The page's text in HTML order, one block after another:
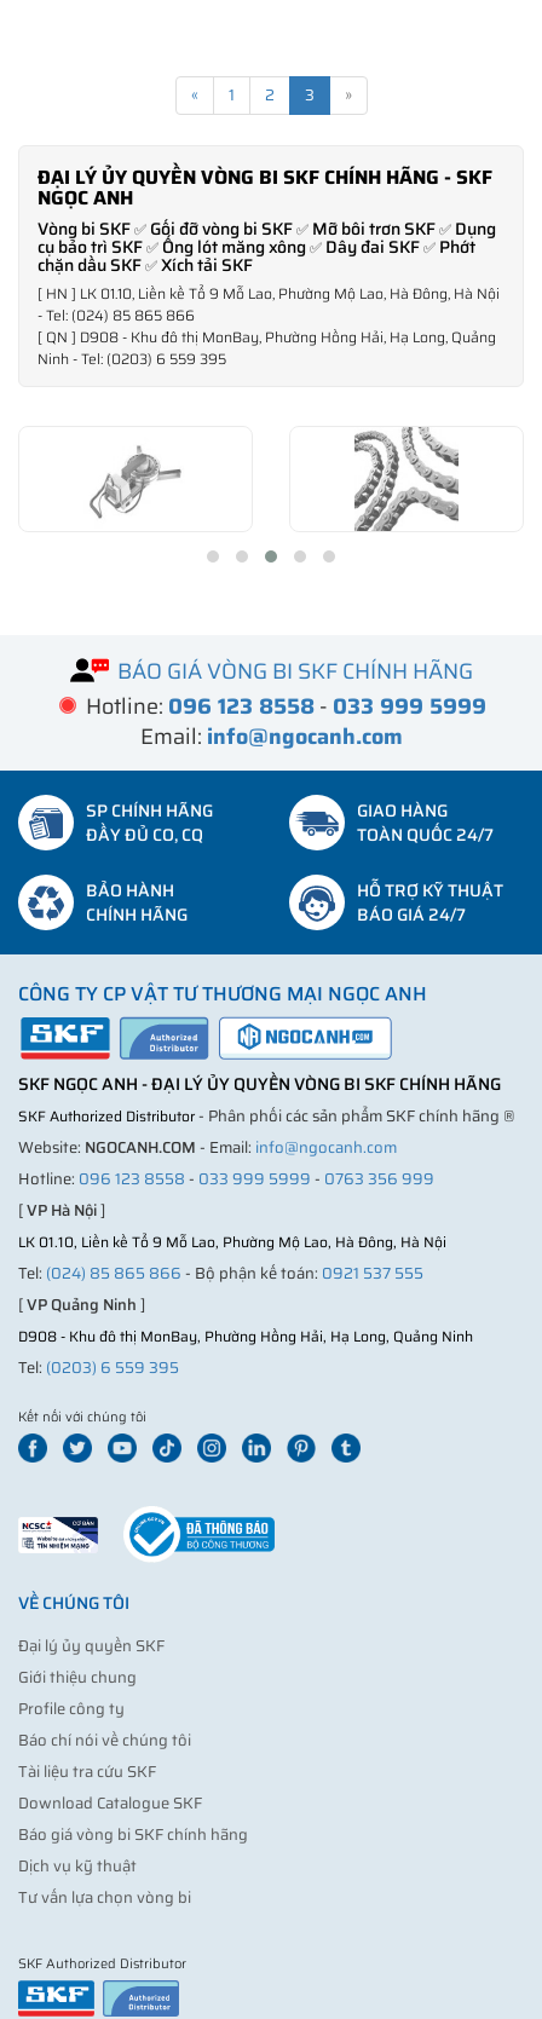
« 1 2 3 »
ĐẠI LÝ ỦY QUYỀN VÒNG BI SKF CHÍNH HÃNG - SKF
NGỌC ANH
Vòng bi SKF✅ Gối đỡ vòng bi SKF✅ Mỡ bôi trơn SKF✅ Dụng
cụ bảo trì SKF✅ Ống lót măng xông✅ Dây đai SKF✅ Phớt
chặn dầu SKF✅Xích tải SKF
[ HN ] LK 01.10, Liền kề Tổ 9 Mỗ Lao, Phường Mộ Lao, Hà Đông, Hà Nội
- Tel: (024) 85 865 866
[ QN ] D908 - Khu đô thị MonBay, Phường Hồng Hải, Hạ Long, Quảng
Ninh - Tel: (0203) 6 559 395
BÁO GIÁ VÒNG BI SKF CHÍNH HÃNG
Hotline: 096 123 8558- 033 999 5999
Email: info@ngocanh.com
SP CHÍNH HÃNG
ĐẦY ĐỦ CO, CQ
GIAO HÀNG
TOÀN QUỐC 24/7
BẢO HÀNH
CHÍNH HÃNG
HỖ TRỢ KỸ THUẬT
BÁO GIÁ 24/7
CÔNG TY CP VẬT TƯ THƯƠNG MẠI NGỌC ANH
SKF NGỌC ANH - ĐẠI LÝ ỦY QUYỀN VÒNG BI SKF CHÍNH HÃNG
SKF Authorized Distributor- Phân phối các sản phẩm SKF chính hãng ®
Website: NGOCANH.COM- Email: info@ngocanh.com
Hotline: 096 123 8558- 033 999 5999- 0763 356 999
[VP Hà Nội]
LK 01.10, Liền kề Tổ 9 Mỗ Lao, Phường Mộ Lao, Hà Đông, Hà Nội
Tel: (024) 85 865 866- Bộ phận kế toán: 0921 537 555
[VP Quảng Ninh]
D908 - Khu đô thị MonBay, Phường Hồng Hải, Hạ Long, Quảng Ninh
Tel: (0203) 6 559 395
Kết nối với chúng tôi
VỀ CHÚNG TÔI
Đại lý ủy quyền SKF
Giới thiệu chung
Profile công ty
Báo chí nói về chúng tôi
Tài liệu tra cứu SKF
Download Catalogue SKF
Báo giá vòng bi SKF chính hãng
Dịch vụ kỹ thuật
Tư vấn lựa chọn vòng bi
SKF Authorized Distributor